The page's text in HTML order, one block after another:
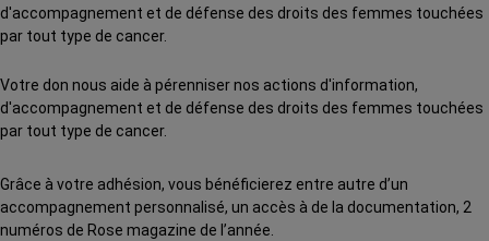
d'accompagnement et de défense des droits des femmes touchées
par tout type de cancer.
Votre don nous aide à pérenniser nos actions d'information,
d'accompagnement et de défense des droits des femmes touchées
par tout type de cancer.
Grâce à votre adhésion, vous bénéficierez entre autre d’un
accompagnement personnalisé, un accès à de la documentation, 2
numéros de Rose magazine de l’année.